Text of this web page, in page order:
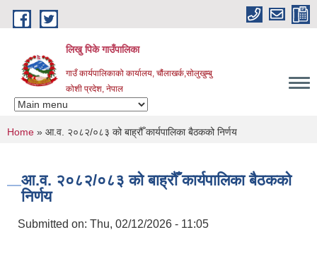
Skip to main content
लिखु पिके गाउँपालिका
गाउँ कार्यपालिकाको कार्यालय, चौंलाखर्क,सोलुखुम्बु
कोशी प्रदेश, नेपाल
You are here
Home » आ.व. २०८२/०८३ को बाह्रौँ कार्यपालिका बैठकको निर्णय
आ.व. २०८२/०८३ को बाह्रौँ कार्यपालिका बैठकको
निर्णय
Submitted on: Thu, 02/12/2026 - 11:05